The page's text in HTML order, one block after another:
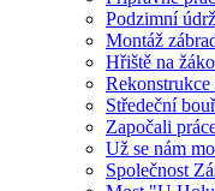
Podzimní
Montáž
Hřiště na
Středeční
Započali
Už se nám
Společnost